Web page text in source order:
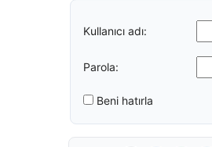
Kullanıcı adı:
Parola:
Beni hatırla